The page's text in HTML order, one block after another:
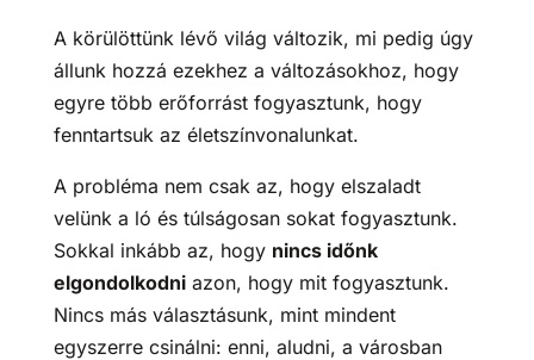
A körülöttünk lévő világ változik, mi pedig úgy
állunk hozzá ezekhez a változásokhoz, hogy
egyre több erőforrást fogyasztunk, hogy
fenntartsuk az életszínvonalunkat.
​​A probléma nem csak az, hogy elszaladt
velünk a ló és túlságosan sokat fogyasztunk.
Sokkal inkább az, hogy nincs időnk
elgondolkodniazon, hogy mit fogyasztunk.
Nincs más választásunk, mint mindent
egyszerre csinálni: enni, aludni, a városban